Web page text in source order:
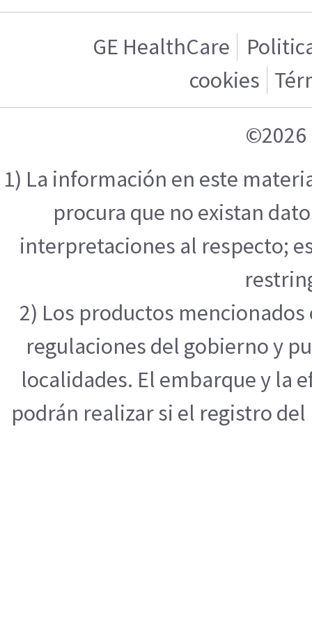
GE HealthCare
cookies
©2026
1) La información en este
procura que no existan
interpretaciones al respecto;
2) Los productos
regulaciones del gobierno y
localidades. El embarque y la
podrán realizar si el registro